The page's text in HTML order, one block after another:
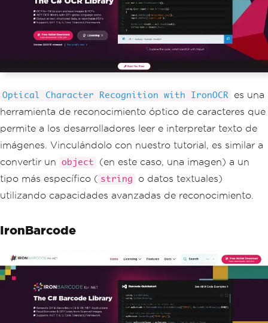
Optical Character Recognition with IronOCR
es una
herramienta de reconocimiento óptico de caracteres que
permite a los desarrolladores leer e interpretar texto de
imágenes. Vinculándolo con nuestro tutorial, es similar a
convertir un
object
(en este caso, una imagen) a un
tipo más específico ( string
o datos textuales)
utilizando capacidades avanzadas de reconocimiento.
IronBarcode